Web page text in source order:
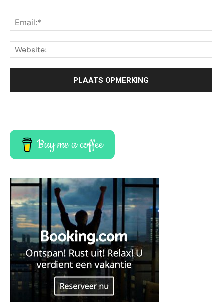
Buy me a coffee